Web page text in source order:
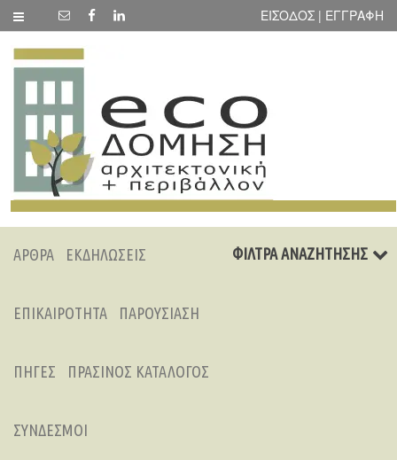
ΕΙΣΟΔΟΣ | ΕΓΓΡΑΦΗ
ΑΡΘΡΑ ΕΚΔΗΛΩΣΕΙΣ
ΕΠΙΚΑΙΡΟΤΗΤΑ ΠΑΡΟΥΣΙΑΣΗ
ΠΗΓΕΣ ΠΡΑΣΙΝΟΣ ΚΑΤΑΛΟΓΟΣ
ΣΥΝΔΕΣΜΟΙ
ΦΙΛΤΡΑ ΑΝΑΖΗΤΗΣΗΣ